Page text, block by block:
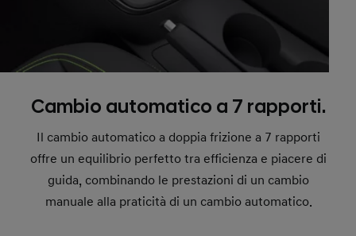
Cambio automatico a 7 rapporti.
Il cambio automatico a doppia frizione a 7 rapporti
offre un equilibrio perfetto tra efficienza e piacere di
guida, combinando le prestazioni di un cambio
manuale alla praticità di un cambio automatico.